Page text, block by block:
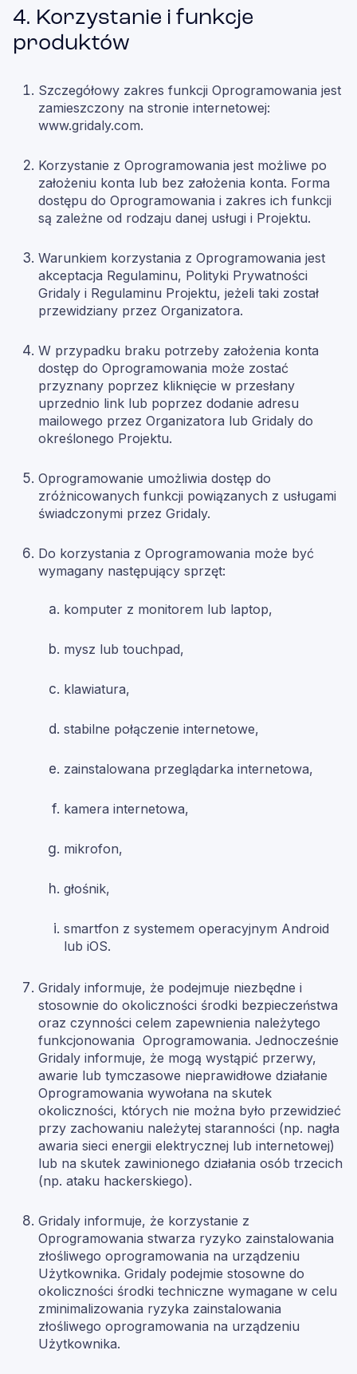
4. Korzystanie i funkcje
produktów
Szczegółowy zakres funkcji Oprogramowania jest
zamieszczony na stronie internetowej:
www.gridaly.com.
Korzystanie z Oprogramowania jest możliwe po
założeniu konta lub bez założenia konta. Forma
dostępu do Oprogramowania i zakres ich funkcji
są zależne od rodzaju danej usługi i Projektu.
Warunkiem korzystania z Oprogramowania jest
akceptacja Regulaminu, Polityki Prywatności
Gridaly i Regulaminu Projektu, jeżeli taki został
przewidziany przez Organizatora.
W przypadku braku potrzeby założenia konta
dostęp do Oprogramowania może zostać
przyznany poprzez kliknięcie w przesłany
uprzednio link lub poprzez dodanie adresu
mailowego przez Organizatora lub Gridaly do
określonego Projektu.
Oprogramowanie umożliwia dostęp do
zróżnicowanych funkcji powiązanych z usługami
świadczonymi przez Gridaly.
Do korzystania z Oprogramowania może być
wymagany następujący sprzęt:
komputer z monitorem lub laptop,
mysz lub touchpad,
klawiatura,
stabilne połączenie internetowe,
zainstalowana przeglądarka internetowa,
kamera internetowa,
mikrofon,
głośnik,
smartfon z systemem operacyjnym Android
lub iOS.
Gridaly informuje, że podejmuje niezbędne i
stosownie do okoliczności środki bezpieczeństwa
oraz czynności celem zapewnienia należytego
funkcjonowania Oprogramowania. Jednocześnie
Gridaly informuje, że mogą wystąpić przerwy,
awarie lub tymczasowe nieprawidłowe działanie
Oprogramowania wywołana na skutek
okoliczności, których nie można było przewidzieć
przy zachowaniu należytej staranności (np. nagła
awaria sieci energii elektrycznej lub internetowej)
lub na skutek zawinionego działania osób trzecich
(np. ataku hackerskiego).
Gridaly informuje, że korzystanie z
Oprogramowania stwarza ryzyko zainstalowania
złośliwego oprogramowania na urządzeniu
Użytkownika. Gridaly podejmie stosowne do
okoliczności środki techniczne wymagane w celu
zminimalizowania ryzyka zainstalowania
złośliwego oprogramowania na urządzeniu
Użytkownika.